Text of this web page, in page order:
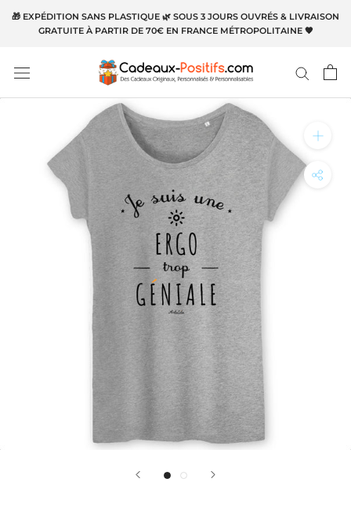
Aller🎁 EXPÉDITION SANS PLASTIQUE 🌿 SOUS 3 JOURS OUVRÉS & LIVRAISON
GRATUITE À PARTIR DE 70€ EN FRANCE MÉTROPOLITAINE 🧡